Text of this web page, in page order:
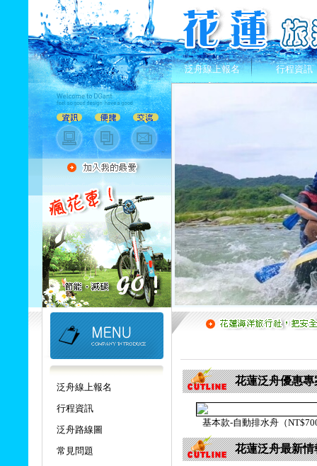
泛舟線上報名 行程資訊
泛舟線上報名
行程資訊
泛舟路線圖
常見問題
花蓮泛舟優惠專
基本款-自動排水舟（
花蓮泛舟最新情